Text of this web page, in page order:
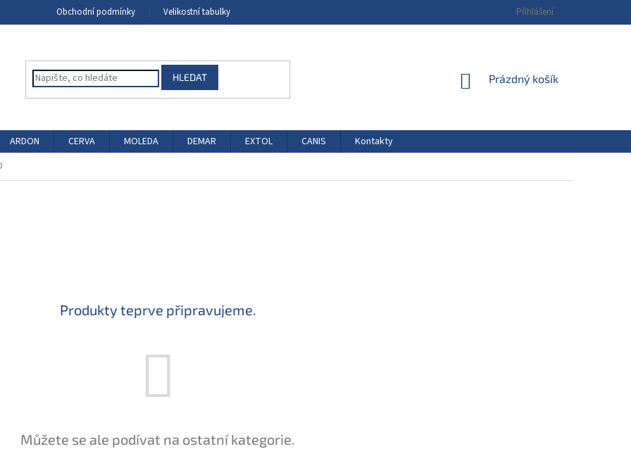
Obchodní podmínky Velikostní tabulky Přihlášení
HLEDAT
NÁKUPNÍ
Prázdný košík
ARDON CERVA MOLEDA DEMAR EXTOL CANIS
Kontakty
Produkty teprve připravujeme.
Můžete se ale podívat na ostatní kategorie.